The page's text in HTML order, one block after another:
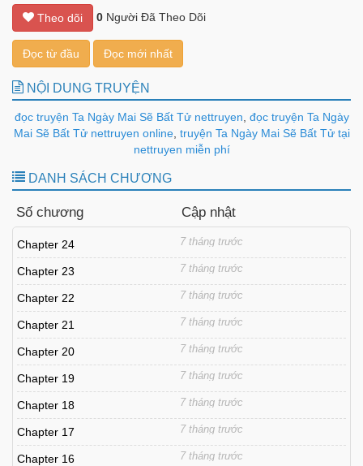
Theo dõi 0 Người Đã Theo Dõi
Đọc từ đầu Đọc mới nhất
NỘI DUNG TRUYỆN
đọc truyện Ta Ngày Mai Sẽ Bất Tử nettruyen đọc truyện Ta Ngày
Mai Sẽ Bất Tử nettruyen online, truyện Ta Ngày Mai Sẽ Bất Tử tại
nettruyen miễn phí
DANH SÁCH CHƯƠNG
Số chương Cập nhật
Chapter 24 7 tháng trước
Chapter 23 7 tháng trước
Chapter 22 7 tháng trước
Chapter 21 7 tháng trước
Chapter 20 7 tháng trước
Chapter 19 7 tháng trước
Chapter 18 7 tháng trước
Chapter 17 7 tháng trước
Chapter 16 7 tháng trước